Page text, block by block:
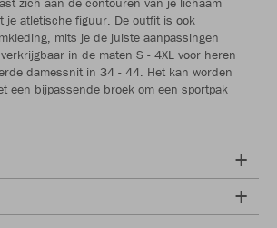
je atletische figuur. De outfit is ook
mits je de juiste aanpassingen
in de maten S - 4XL voor heren
damessnit in 34 - 44. Het kan worden
een bijpassende broek om een sportpak